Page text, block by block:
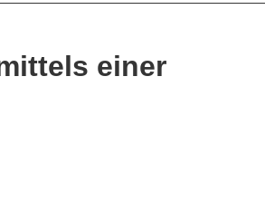
einer